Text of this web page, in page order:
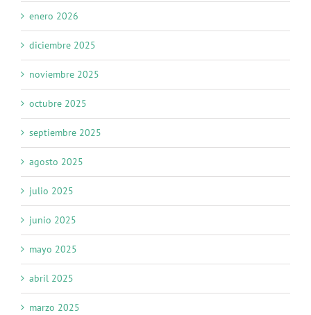
enero 2026
diciembre 2025
noviembre 2025
octubre 2025
septiembre 2025
agosto 2025
julio 2025
junio 2025
mayo 2025
abril 2025
marzo 2025